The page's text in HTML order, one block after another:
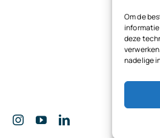
Om de
deze
nadelige